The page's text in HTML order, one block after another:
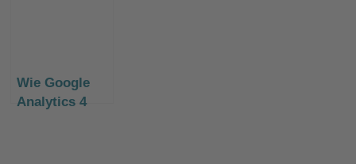
Umstieg auf
GA4 schaffen?
Wie Google
Analytics 4